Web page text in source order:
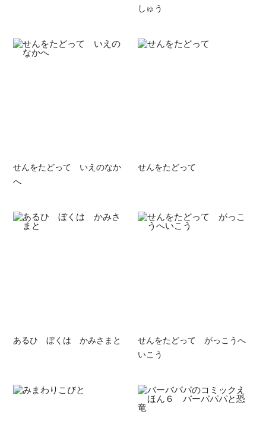
しゅう
せんをたどって いえのなか
へ
せんをたどって
あるひ ぼくは かみさまと
せんをたどって がっこうへ
いこう